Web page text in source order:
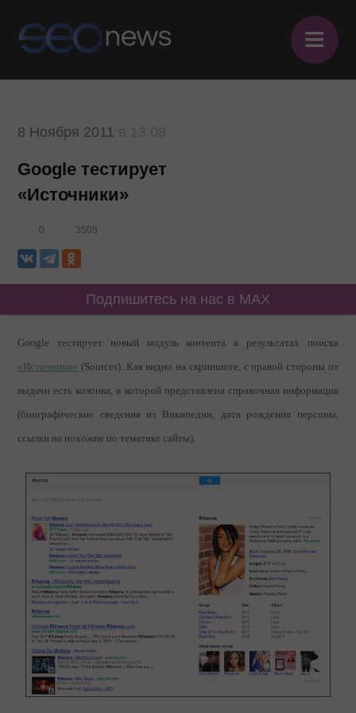
≡
8 Ноября 2011
Google тестирует
«Источники»
0 3505
Подпишитесь на нас в MAX
Google тестирует новый модуль контента в результатах поиска
«Источники» (Sources). Как видно на скриншоте, с правой стороны от
выдачи есть колонка, в которой представлена справочная информация
(биографические сведения из Википедии, дата рождения персоны,
ссылки на похожие по тематике сайты).